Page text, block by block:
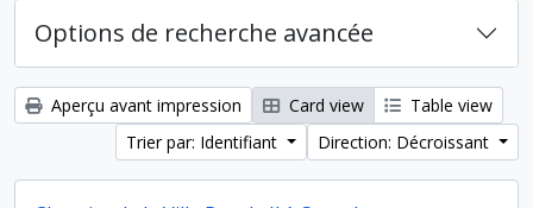
Options de recherche avancée
Aperçu avant impression Card view
Table view
Trier par: Identifiant
Direction: Décroissant